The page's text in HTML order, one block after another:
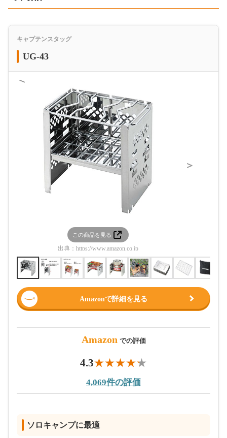
キャプテンスタッグ
UG-43
＜
この商品を見る
出典： https://www.amazon.co.jp
＞
Amazonで詳細を見る
Amazon での評価
4.3
4,069件の評価
ソロキャンプに最適